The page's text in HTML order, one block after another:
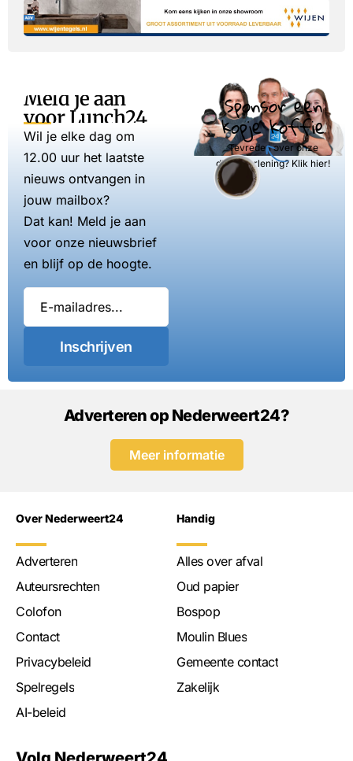
Meld je aan
voor Lunch24
Wil je elke dag om
12.00 uur het laatste
nieuws ontvangen in
jouw mailbox?
Dat kan! Meld je aan
voor onze nieuwsbrief
en blijf op de hoogte.
Inschrijven
Sponsor een
kopje koffie
Tevreden over onze
dienstverlening? Klik hier!
Adverteren op Nederweert24?
Meer informatie
Over Nederweert24
Adverteren
Auteursrechten
Colofon
Contact
Privacybeleid
Spelregels
AI-beleid
Handig
Alles over afval
Oud papier
Bospop
Moulin Blues
Gemeente contact
Zakelijk